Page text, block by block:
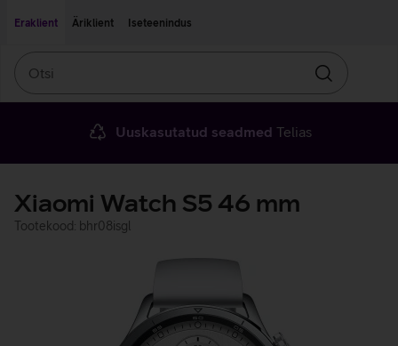
Eraklient
Äriklient Iseteenindus
Otsin
Uuskasutatud seadmed Telias
Xiaomi Watch S5 46 mm
Tootekood: bhr08isgl